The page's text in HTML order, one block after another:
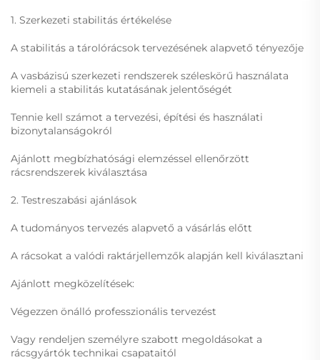
1. Szerkezeti stabilitás értékelése
A stabilitás a tárolórácsok tervezésének alapvető tényezője
A vasbázisú szerkezeti rendszerek széleskörű használata
kiemeli a stabilitás kutatásának jelentőségét
Tennie kell számot a tervezési, építési és használati
bizonytalanságokról
Ajánlott megbízhatósági elemzéssel ellenőrzött
rácsrendszerek kiválasztása
2. Testreszabási ajánlások
A tudományos tervezés alapvető a vásárlás előtt
A rácsokat a valódi raktárjellemzők alapján kell kiválasztani
Ajánlott megközelítések:
Végezzen önálló professzionális tervezést
Vagy rendeljen személyre szabott megoldásokat a
rácsgyártók technikai csapataitól